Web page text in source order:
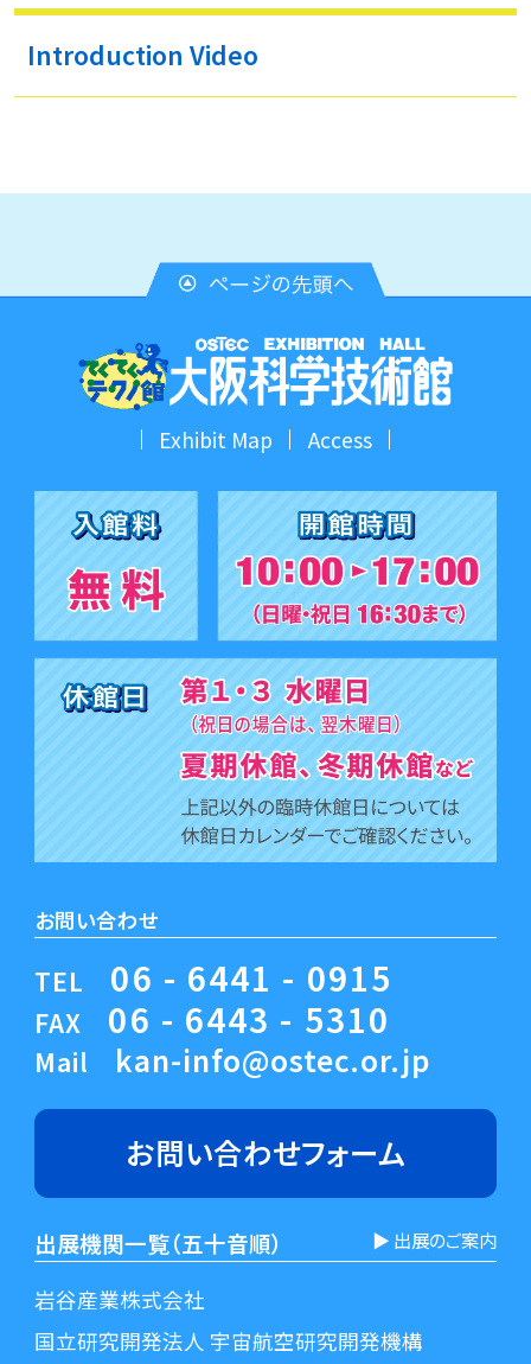
Introduction Video
Exhibit Map Access
お問い合わせ
TEL 06 - 6441 - 0915
FAX 06 - 6443 - 5310
Mail kan-info@ostec.or.jp
お問い合わせフォーム
出展機関一覧（五十音順） ▶︎ 出展のご案内
岩谷産業株式会社
国立研究開発法人 宇宙航空研究開発機構